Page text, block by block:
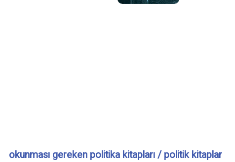
okunması gereken politika kitapları / politik kitaplar